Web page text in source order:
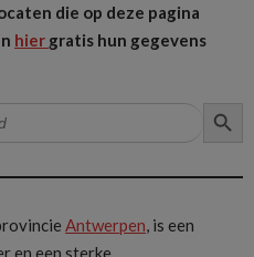
die op deze pagina
hier gratis hun gegevens
Antwerpen, is een
en een sterke